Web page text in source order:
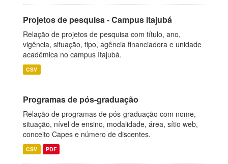
Projetos de pesquisa - Campus Itajubá
Relação de projetos de pesquisa com título, ano,
vigência, situação, tipo, agência financiadora e unidade
acadêmica no campus Itajubá.
CSV
Programas de pós-graduação
Relação de programas de pós-graduação com nome,
situação, nível de ensino, modalidade, área, sítio web,
conceito Capes e número de discentes.
CSV PDF